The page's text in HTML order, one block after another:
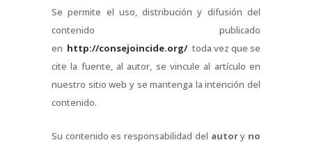
Se permite el uso, distribución y difusión del
contenido publicado
en http://consejoincide.org/ toda vez que se
cite la fuente, al autor, se vincule al artículo en
nuestro sitio web y se mantenga la intención del
contenido.
Su contenido es responsabilidad del autory no